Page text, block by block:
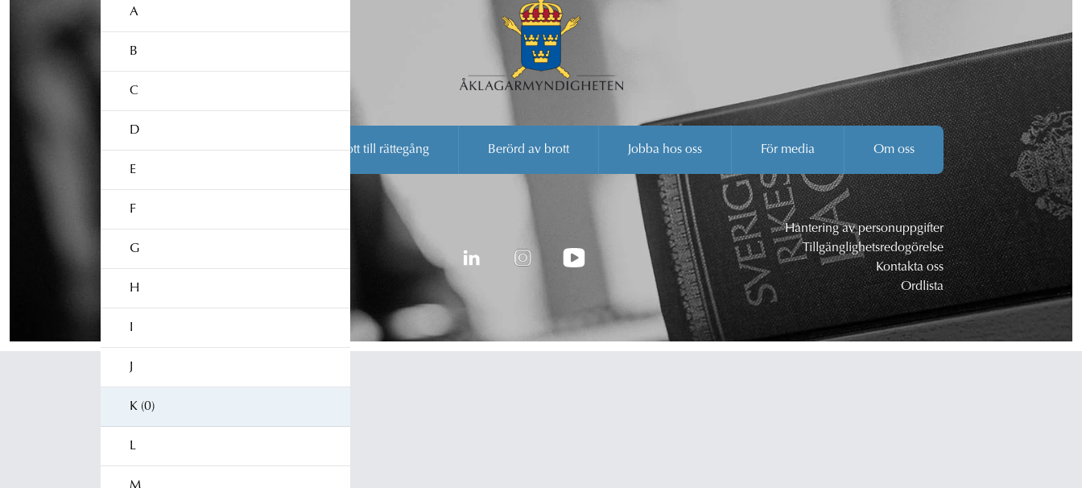
A
B
C
D
E
F
G
H
I
J
K (0)
L
M
Åklagarens roll Från brott till rättegång Berörd av brott Jobba hos oss För media Om oss
Åklagarmyndigheten
Box 5553
114 85 Stockholm
Hantering av personuppgifter
Tillgänglighetsredogörelse
Kontakta oss
Ordlista